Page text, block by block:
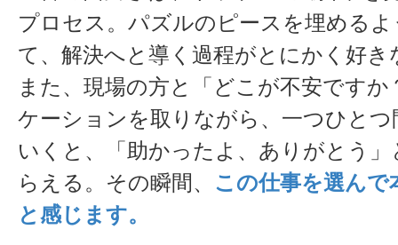
プロセス。パズルのピースを埋める
て、解決へと導く過程がとにかく好き
また、現場の方と「どこが不安です
ケーションを取りながら、一つひと
いくと、「助かったよ、ありがとう
らえる。その瞬間、 この仕事を選んで
と感じます。